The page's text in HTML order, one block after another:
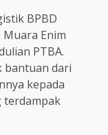
BPBD
Muara Enim
PTBA.
bantuan dari
kepada
terdampak